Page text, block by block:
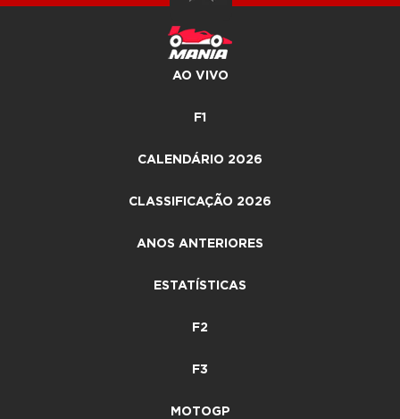
AO VIVO
F1
CALENDÁRIO 2026
CLASSIFICAÇÃO 2026
ANOS ANTERIORES
ESTATÍSTICAS
F2
F3
MOTOGP